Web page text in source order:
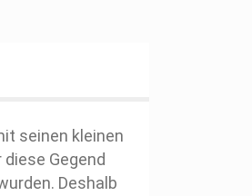
seinen kleinen
Gegend
Deshalb